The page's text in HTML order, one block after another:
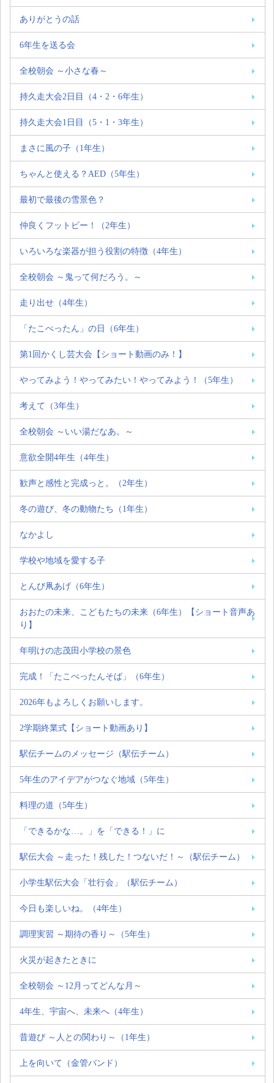
ありがとうの話
6年生を送る会
全校朝会 ～小さな春～
持久走大会2日目（4・2・6年生）
持久走大会1日目（5・1・3年生）
まさに風の子（1年生）
ちゃんと使える？AED（5年生）
最初で最後の雪景色？
仲良くフットビー！（2年生）
いろいろな楽器が担う役割の特徴（4年生）
全校朝会 ～鬼って何だろう。～
走り出せ（4年生）
「たこぺったん」の日（6年生）
第1回かくし芸大会【ショート動画のみ！】
やってみよう！やってみたい！やってみよう！（5年生）
考えて（3年生）
全校朝会 ～いい湯だなあ。～
意欲全開4年生（4年生）
歓声と感性と完成っと。（2年生）
冬の遊び、冬の動物たち（1年生）
なかよし
学校や地域を愛する子
とんび凧あげ（6年生）
おおたの未来、こどもたちの未来（6年生）【ショート音声あ
り】
年明けの志茂田小学校の景色
完成！「たこぺったんそば」（6年生）
2026年もよろしくお願いします。
2学期終業式【ショート動画あり】
駅伝チームのメッセージ（駅伝チーム）
5年生のアイデアがつなぐ地域（5年生）
料理の道（5年生）
「できるかな…。」を「できる！」に
駅伝大会 ～走った！残した！つないだ！～（駅伝チーム）
小学生駅伝大会「壮行会」（駅伝チーム）
今日も楽しいね。（4年生）
調理実習 ～期待の香り～（5年生）
火災が起きたときに
全校朝会 ～12月ってどんな月～
4年生、宇宙へ、未来へ（4年生）
昔遊び ～人との関わり～（1年生）
上を向いて（金管バンド）